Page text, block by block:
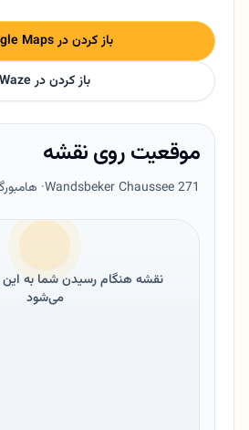
باز کردن در Google Maps
باز کردن در Waze
موقعیت روی نقشه
Wandsbeker Chaussee 271
·
نقشه هنگام رسیدن شما به
می‌شود